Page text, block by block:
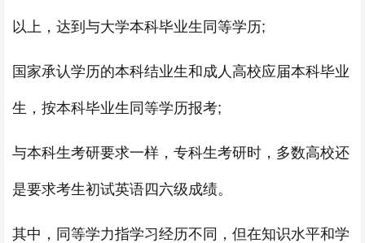
以上，达到与大学本科毕业生同等学历;
国家承认学历的本科结业生和成人高校应届本科毕业
生，按本科毕业生同等学历报考;
与本科生考研要求一样，专科生考研时，多数高校还
是要求考生初试英语四六级成绩。
其中，同等学力指学习经历不同，但在知识水平和学